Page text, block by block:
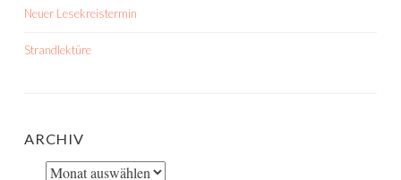
Neuer Lesekreistermin
Strandlektüre
ARCHIV
Archiv